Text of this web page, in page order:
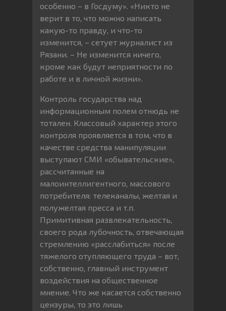
особенно – в Госдуму». «Никто не
верит в то, что можно написать
какую-то правду, и что-то
изменится, – сетует журналист из
Рязани. – Не изменится ничего,
кроме как будут неприятности по
работе и в личной жизни».
Контроль государства над
информационным полем отнюдь не
тотален. Классовый характер этого
контроля проявляется в том, что в
качестве средства манипуляции
выступают СМИ «обывательские»,
рассчитанные на
малоинтеллигентного, массового
потребителя: телеканалы, желтая и
полужелтая пресса и т.п.
Примитивная развлекательность,
своего рода лубочность, отвечающая
стремлению «расслабиться» после
тяжелого отупляющего труда – вот,
собственно, главный инструмент
воздействия на общественное
мнение. Что же касается собственно
цензуры, то это лишь